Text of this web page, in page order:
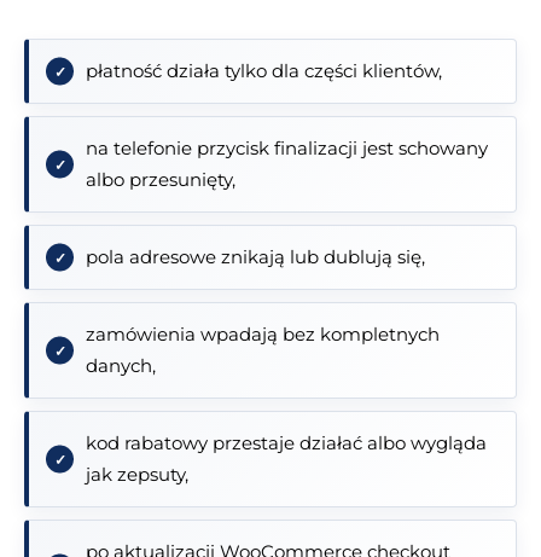
płatność działa tylko dla części klientów,
na telefonie przycisk finalizacji jest schowany
albo przesunięty,
pola adresowe znikają lub dublują się,
zamówienia wpadają bez kompletnych
danych,
kod rabatowy przestaje działać albo wygląda
jak zepsuty,
po aktualizacji WooCommerce checkout